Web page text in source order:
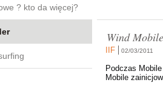
? kto da więcej?
Wind
IIF 02/03/2011
Podczas
Mobile